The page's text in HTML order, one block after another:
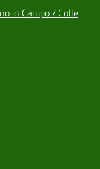
in Campo / Colle